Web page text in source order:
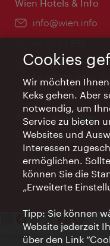
Wien Hotels & Info
Email:
info@wien.info
Öffnungszeiten:
Montag - Freitag
Feiertags
AI Concierge Wien
Ort:
Öffnungszeiten:
Informationen
Kontakt
Cookies
Wir möchten
Keks gehen. Aber
notwendig, um
Service zu bieten
Websites und
Interessen
ermöglichen.
können Sie die
„Erweiterte
Tipp: Sie können
Website jederzeit
über den Link